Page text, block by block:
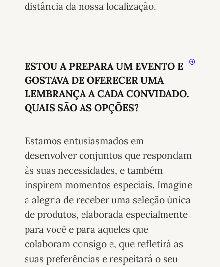
distância da nossa localização.
ESTOU A PREPARA UM EVENTO E
GOSTAVA DE OFERECER UMA
LEMBRANÇA A CADA CONVIDADO.
QUAIS SÃO AS OPÇÕES?
Estamos entusiasmados em
desenvolver conjuntos que respondam
às suas necessidades, e também
inspirem momentos especiais. Imagine
a alegria de receber uma seleção única
de produtos, elaborada especialmente
para você e para aqueles que
colaboram consigo e, que refletirá as
suas preferências e respeitará o seu